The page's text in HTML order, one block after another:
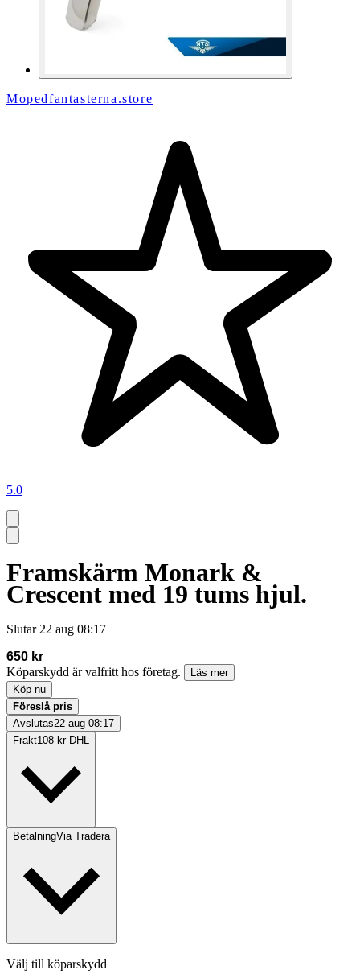
Mopedfantasterna.store
5.0
Framskärm Monark &
Crescent med 19 tums hjul.
Slutar 22 aug 08:17
650 kr
Köparskydd är valfritt hos företag.
Läs mer
Köp nu
Föreslå pris
Avslutas22 aug 08:17
Frakt108 kr DHL
BetalningVia Tradera
Välj till köparskydd